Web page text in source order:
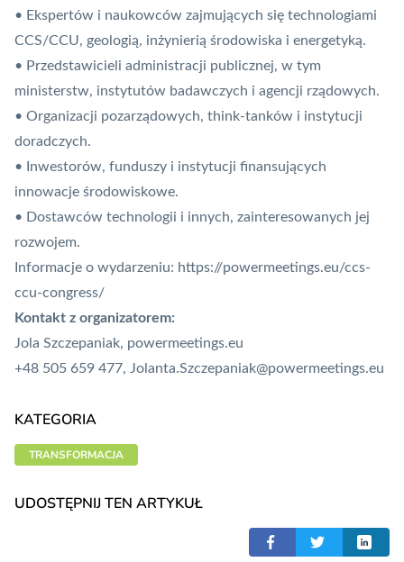
• Ekspertów i naukowców zajmujących się technologiami
CCS/CCU, geologią, inżynierią środowiska i energetyką.
• Przedstawicieli administracji publicznej, w tym
ministerstw, instytutów badawczych i agencji rządowych.
• Organizacji pozarządowych, think-tanków i instytucji
doradczych.
• Inwestorów, funduszy i instytucji finansujących
innowacje środowiskowe.
• Dostawców technologii i innych, zainteresowanych jej
rozwojem.
Informacje o wydarzeniu: https://powermeetings.eu/ccs-
ccu-congress/
Kontakt z organizatorem:
Jola Szczepaniak, powermeetings.eu
+48 505 659 477, Jolanta.Szczepaniak@powermeetings.eu
KATEGORIA
TRANSFORMACJA
UDOSTĘPNIJ TEN ARTYKUŁ